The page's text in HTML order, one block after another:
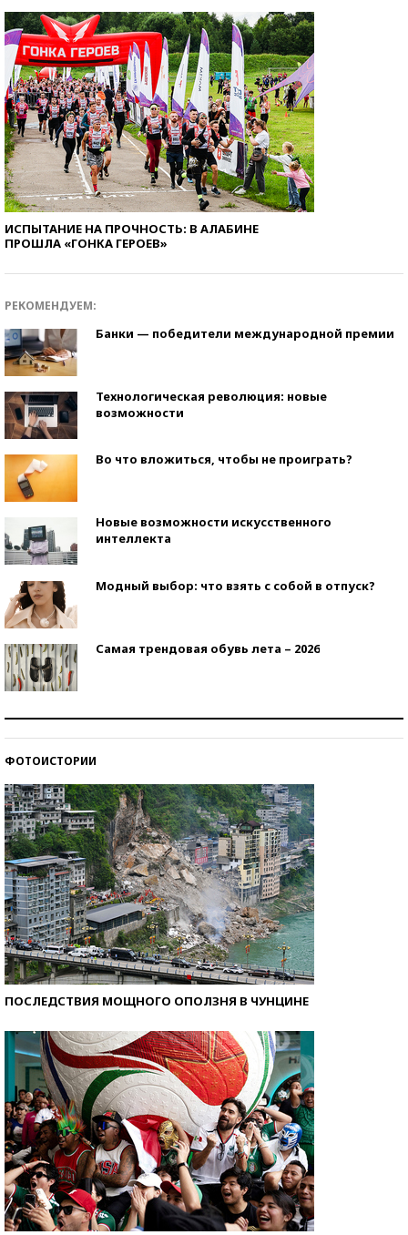
ИСПЫТАНИЕ НА ПРОЧНОСТЬ: В АЛАБИНЕ
ПРОШЛА «ГОНКА ГЕРОЕВ»
РЕКОМЕНДУЕМ:
Банки — победители международной премии
Технологическая революция: новые
возможности
Во что вложиться, чтобы не проиграть?
Новые возможности искусственного
интеллекта
Модный выбор: что взять с собой в отпуск?
Самая трендовая обувь лета – 2026
ФОТОИСТОРИИ
ПОСЛЕДСТВИЯ МОЩНОГО ОПОЛЗНЯ В ЧУНЦИНЕ